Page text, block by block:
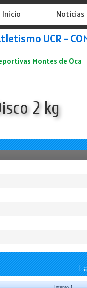
Inicio Noticias
UCR -
Montes de Oca
2 kg